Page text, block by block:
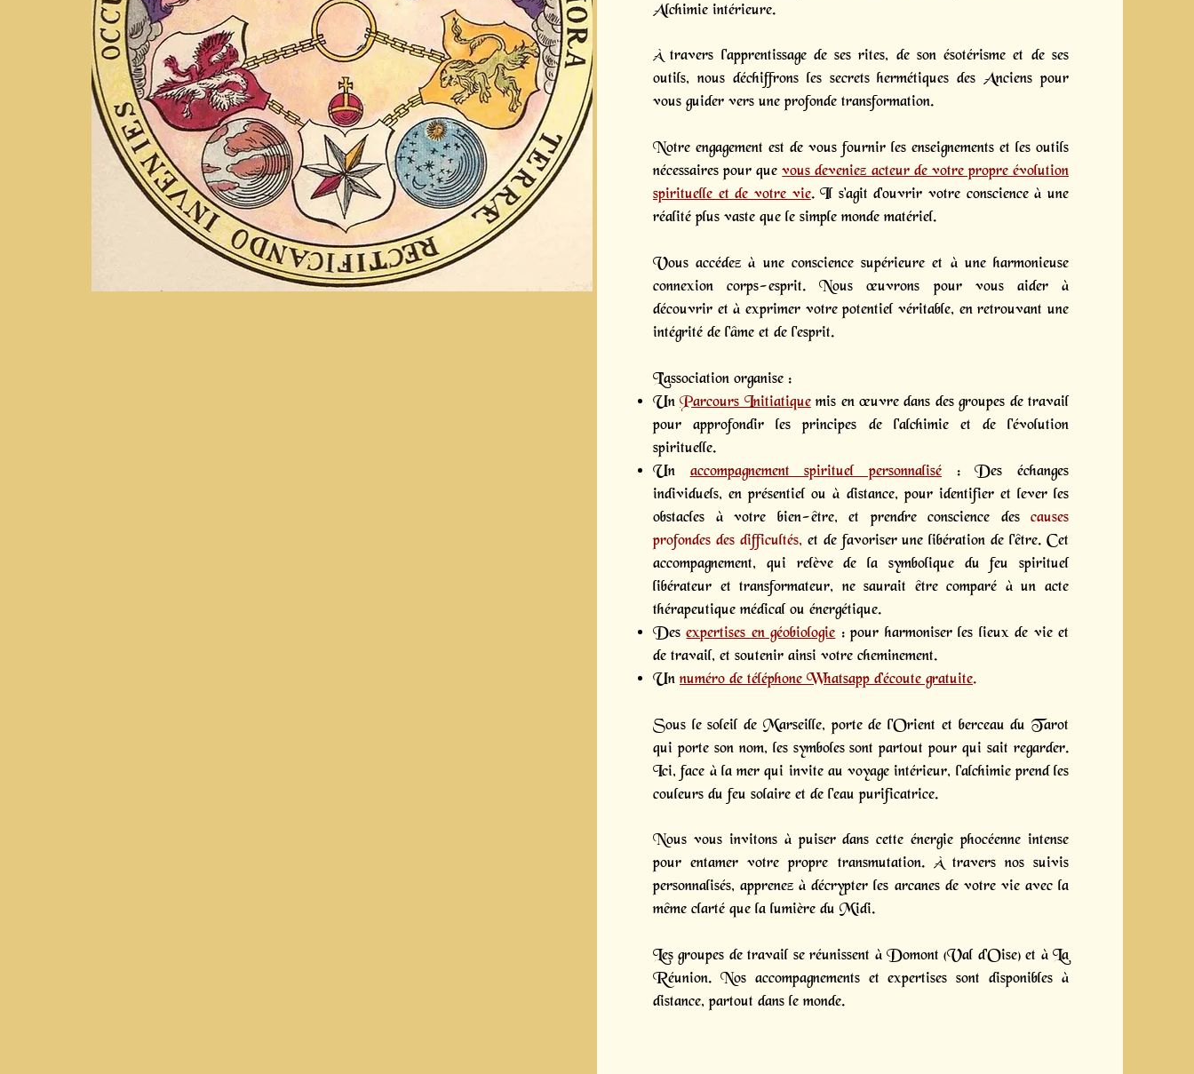
Alchimie intérieure.
À travers l'apprentissage de ses rites, de son ésotérisme et de ses
outils, nous déchiffrons les secrets hermétiques des Anciens pour
vous guider vers une profonde transformation.
Notre engagement est de vous fournir les enseignements et les outils
nécessaires pour quevous deveniez acteur de votre propre évolution
spirituelle et de votre vie.Il s'agit d'ouvrir votre conscience à une
réalité plus vaste que le simple monde matériel.
Vous accédez à une conscience supérieure et à une harmonieuse
connexion corps-esprit. Nous œuvrons pour vous aider à
découvrir et à exprimer votre potentiel véritable, en retrouvant une
intégrité de l'âme et de l'esprit.
L’association organise :
UnParcours Initiatique mis en œuvre dans des groupes de travail
pour approfondir les principes de l'alchimie et de l'évolution
spirituelle.
Unaccompagnement spirituel personnalisé
: Des échanges
individuels, en présentiel ou à distance, pour identifier et lever les
obstacles à votre bien-être, et prendre conscience des causes
profondes des difficultés, et de favoriser une libération de l'être. Cet
accompagnement, qui relève de la symbolique du feu spirituel
libérateur et transformateur, ne saurait être comparé à un acte
thérapeutique médical ou énergétique.
Desexpertises en géobiologie: pour harmoniser les lieux de vie et
de travail, et soutenir ainsi votre cheminement.
Un numéro de téléphone Whatsapp d’écoute gratuite.
Sous le soleil de Marseille, porte de l'Orient et berceau du Tarot
qui porte son nom, les symboles sont partout pour qui sait regarder.
Ici, face à la mer qui invite au voyage intérieur, l'alchimie prend les
couleurs du feu solaire et de l'eau purificatrice.
Nous vous invitons à puiser dans cette énergie phocéenne intense
pour entamer votre propre transmutation. À travers nos suivis
personnalisés, apprenez à décrypter les arcanes de votre vie avec la
même clarté que la lumière du Midi.
Les groupes de travail se réunissent à Domont (Val d'Oise) et à La
Réunion. Nos accompagnements et expertises sont disponibles à
distance, partout dans le monde.